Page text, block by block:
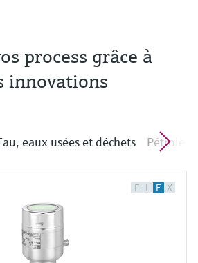
process grâce à
innovations
eaux usées et déchets Pétrole
F L E X